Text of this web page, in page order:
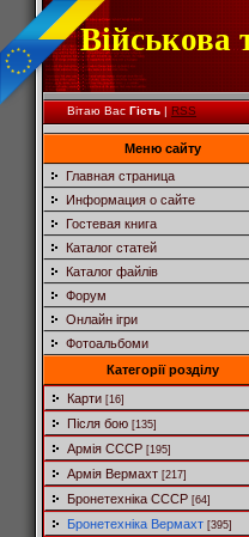
Військова
Вітаю Вас Гість|RSS
Меню сайту
Главная страница
Информация о сайте
Гостевая книга
Каталог статей
Каталог файлів
Форум
Онлайн ігри
Фотоальбоми
Категорії розділу
Карти [16]
Після бою [135]
Армія СССР [195]
Армія Вермахт [217]
Бронетехніка СССР [64]
Бронетехніка Вермахт [395]